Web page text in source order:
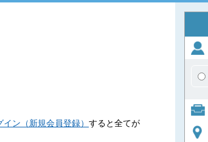
イン（新規会員登録） すると全てが